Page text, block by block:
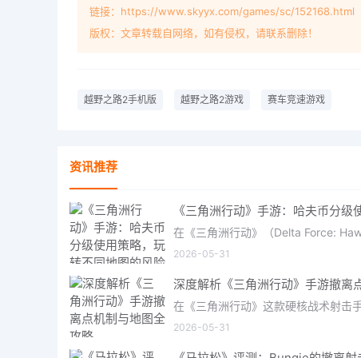
链接：https://www.skyyx.com/games/sc/152168.html
版权：文章转载自网络，如有侵权，请联系删除！
越野之路2手机版 越野之路2游戏 赛车竞速游戏
资讯推荐
2026-05-31
2026-05-31